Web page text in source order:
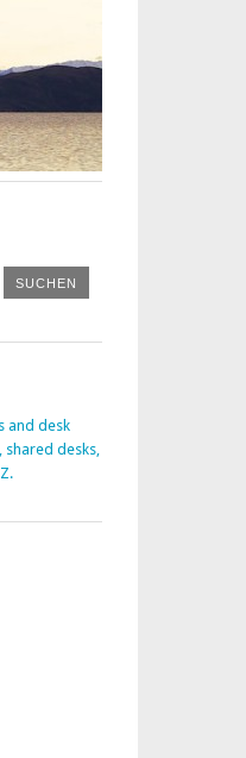
and desk
shared desks,